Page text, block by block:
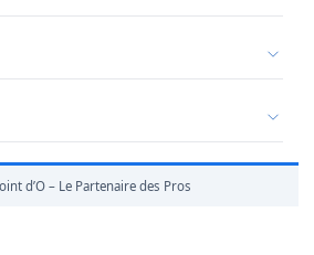
vente
d’O – Le Partenaire des Pros